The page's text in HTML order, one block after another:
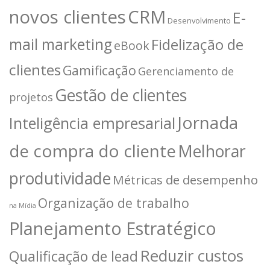
novos clientesCRM Desenvolvimento E-
mail marketingeBookFidelização de
clientesGamificação Gerenciamento de
projetos Gestão de clientes
Inteligência empresarial Jornada
de compra do clienteMelhorar
produtividade Métricas de desempenho
na Mídia Organização de trabalho
Planejamento Estratégico
Qualificação de lead Reduzir custos